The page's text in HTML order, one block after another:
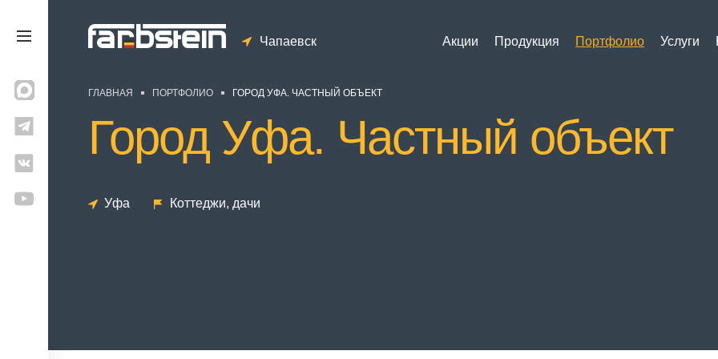
Чапаевск Акции Продукция Портфолио Услуги
ГЛАВНАЯ ПОРТФОЛИО ГОРОД УФА. ЧАСТНЫЙ ОБЪЕКТ
Город Уфа. Частный объект
Уфа Коттеджи, дачи